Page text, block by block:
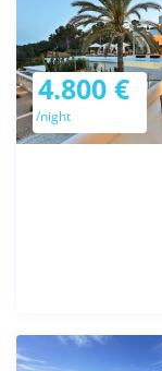
4.800 €
/night